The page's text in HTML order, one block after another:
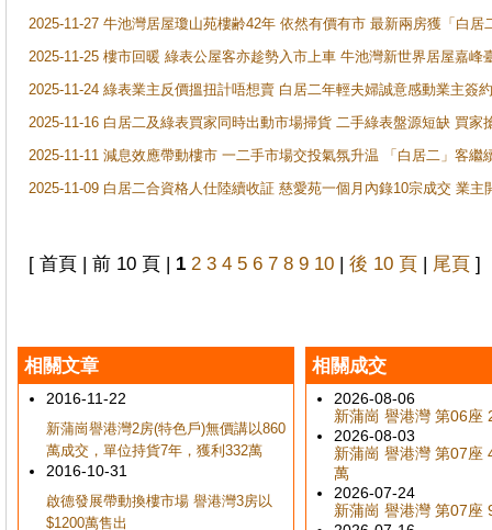
2025-11-27 牛池灣居屋瓊山苑樓齢42年 依然有價有市 最新兩房獲「白居
2025-11-25 樓市回暖 綠表公屋客亦趁勢入市上車 牛池灣新世界居屋嘉峰
2025-11-24 綠表業主反價搵扭計唔想賣 白居二年輕夫婦誠意感動業主簽
2025-11-16 白居二及綠表買家同時出動市場掃貨 二手綠表盤源短缺 買
2025-11-11 減息效應帶動樓市 一二手市場交投氣氛升温 「白居二」客
2025-11-09 白居二合資格人仕陸續收証 慈愛苑一個月內錄10宗成交 業
[ 首頁 | 前 10 頁 | 1 2 3 4 5 6 7 8 9 10 | 後 10 頁 | 尾頁 ]
相關文章
2016-11-22
新蒲崗譽港灣2房(特色戶)無價講以860
萬成交，單位持貨7年，獲利332萬
2016-10-31
啟德發展帶動換樓市場 譽港灣3房以
$1200萬售出
相關成交
2026-08-06
新蒲崗 譽港灣 第06座
2026-08-03
新蒲崗 譽港灣 第07座
萬
2026-07-24
新蒲崗 譽港灣 第07座